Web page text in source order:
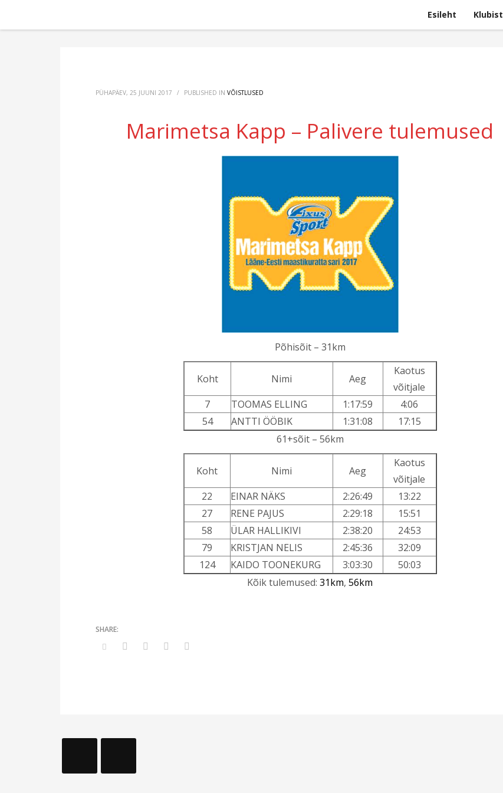
Esileht Klubist
PÜHAPÄEV, 25 JUUNI 2017 / PUBLISHED IN VÕISTLUSED
Marimetsa Kapp – Palivere tulemused
Põhisõit – 31km
Koht Nimi Aeg
Kaotus
võitjale
7
TOOMAS ELLING 1:17:59
4:06
54
ANTTI ÖÖBIK 1:31:08
17:15
61+sõit – 56km
Koht Nimi Aeg
Kaotus
võitjale
22
EINAR NÄKS 2:26:49
13:22
27
RENE PAJUS 2:29:18
15:51
58
ÜLAR HALLIKIVI 2:38:20
24:53
79
KRISTJAN NELIS 2:45:36
32:09
124
KAIDO TOONEKURG 3:03:30
50:03
Kõik tulemused:31km,56km